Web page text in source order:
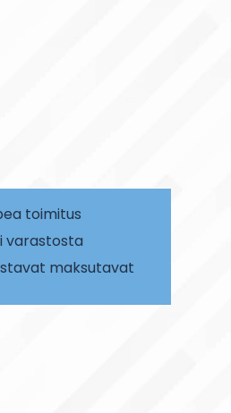
toimitus
varastosta
maksutavat